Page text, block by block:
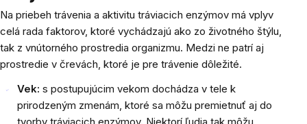
Na priebeh trávenia a aktivitu tráviacich enzýmov má vplyv
celá rada faktorov, ktoré vychádzajú ako zo životného štýlu,
tak z vnútorného prostredia organizmu. Medzi ne patrí aj
prostredie v črevách, ktoré je pre trávenie dôležité.
Vek: s postupujúcim vekom dochádza v tele k
prirodzeným zmenám, ktoré sa môžu premietnuť aj do
tvorby tráviacich enzýmov. Niektorí ľudia tak môžu